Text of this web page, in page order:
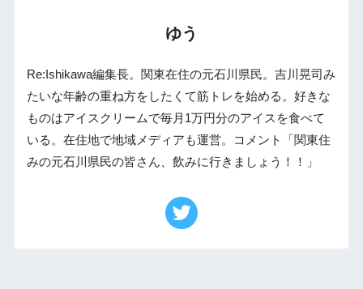
ゆう
Re:Ishikawa編集長。関東在住の元石川県民。吉川晃司み
たいな年齢の重ね方をしたくて筋トレを始める。好きな
ものはアイスクリームで毎月1万円分のアイスを食べて
いる。在住地で地域メディアも運営。コメント「関東住
みの元石川県民の皆さん、飲みに行きましょう！！」